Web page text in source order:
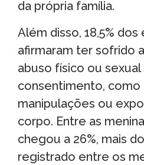
da própria família.
Além disso, 18,5%
afirmaram ter sofrido
abuso físico ou sexual
consentimento, como
manipulações ou
corpo. Entre as
chegou a 26%, mais
registrado entre os